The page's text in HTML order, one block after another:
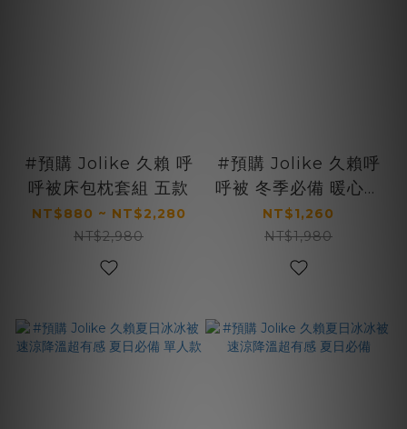
#預購 Jolike 久賴 呼
呼被床包枕套組 五款
NT$880 ~ NT$2,280
NT$2,980
#預購 Jolike 久賴呼
呼被 冬季必備 暖心睡
眠 八款
NT$1,260
NT$1,980